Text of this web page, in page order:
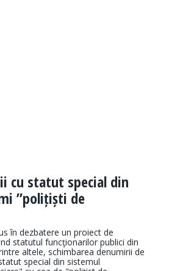
cu statut special din
”polițiști de
în dezbatere un proiect de
statutul funcţionarilor publici din
altele, schimbarea denumirii de
special din sistemul